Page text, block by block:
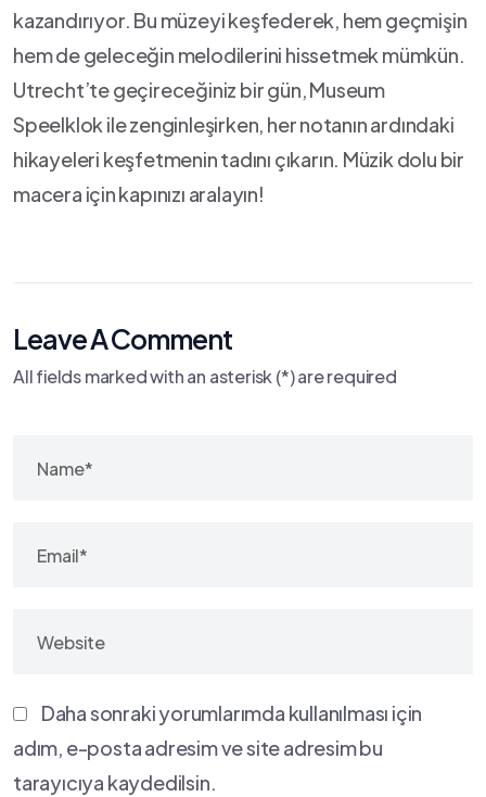
kazandırıyor. Bu müzeyi keşfederek, hem​ geçmişin‌
hem de geleceğin ​melodilerini hissetmek‍ mümkün.
Utrecht’te geçireceğiniz‍ bir‍ gün, Museum
Speelklok ile zenginleşirken, her⁢ notanın ardındaki
hikayeleri keşfetmenin ⁢tadını çıkarın. ⁤Müzik dolu bir
macera için ⁣kapınızı ‌aralayın!
Leave A Comment
All fields marked with an asterisk (*) are required
Daha sonraki yorumlarımda kullanılması için
adım, e-posta adresim ve site adresim bu
tarayıcıya kaydedilsin.